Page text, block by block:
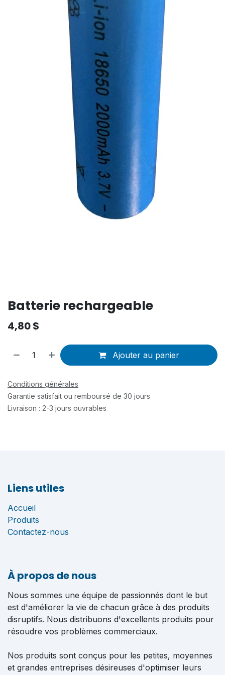
Batterie rechargeable
4,80$
Ajouter au panier
Conditions générales
Garantie satisfait ou remboursé de 30 jours
Livraison : 2-3 jours ouvrables
Liens utiles
Accueil
Produits
Contactez-nous
À propos de nous
Nous sommes une équipe de passionnés dont le but
est d'améliorer la vie de chacun grâce à des produits
disruptifs. Nous distribuons d'excellents produits pour
résoudre vos problèmes commerciaux.
Nos produits sont conçus pour les petites, moyennes
et grandes entreprises désireuses d'optimiser leurs